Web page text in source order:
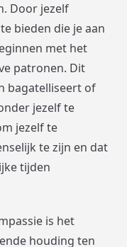
Door jezelf
bieden die je aan
met het
patronen. Dit
bagatelliseert of
jezelf te
jezelf te
te zijn en dat
tijden
is het
houding ten